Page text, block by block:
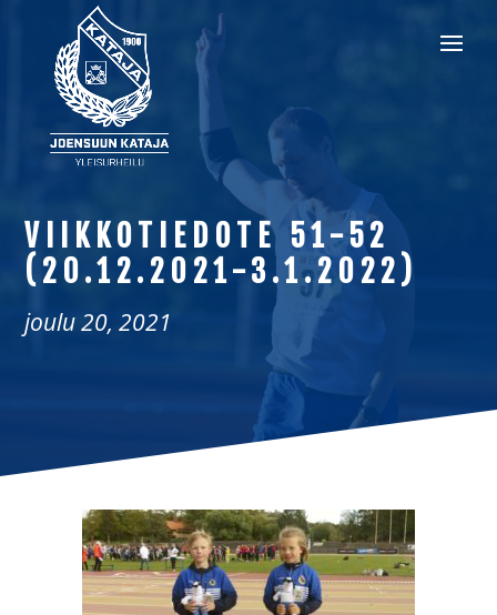
VIIKKOTIEDOTE 51-52
(20.12.2021-3.1.2022)
joulu 20, 2021